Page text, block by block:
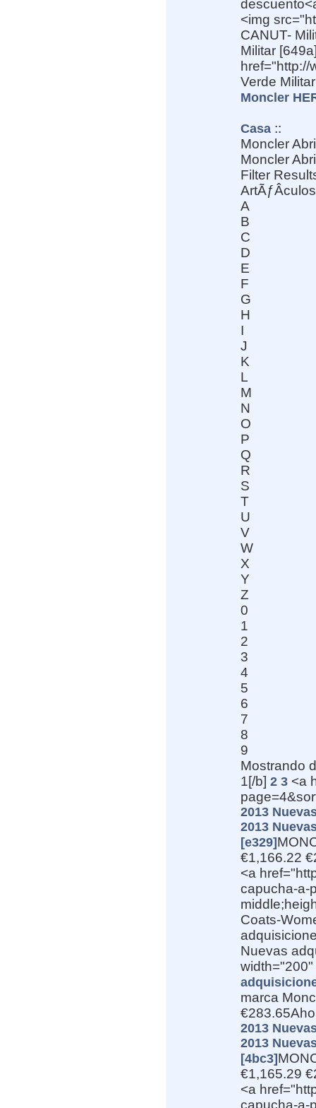
<img
CANUT-
Militar
Verde
Moncler
Casa ::
Moncler
Moncler
Filter
A
B
C
D
E
F
G
H
I
J
K
L
M
N
O
P
Q
R
S
T
U
V
W
X
Y
Z
0
1
2
3
4
5
6
7
8
9
Mostrando
1[/b] 2 3 <a
2013
2013
[e329]
€1,166.22
<a
capucha-a-
Coats-
Nuevas
marca
2013
2013
[4bc3]
€1,165.29
<a
capucha-a-